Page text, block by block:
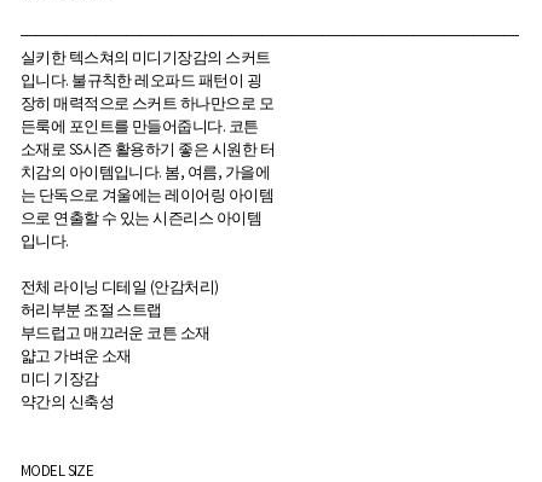
―――――――――――――――――――――――――――――――――
실키한 텍스쳐의 미디기장감의 스커트
입니다. 불규칙한 레오파드 패턴이 굉
장히 매력적으로 스커트 하나만으로 모
든룩에 포인트를 만들어줍니다. 코튼
소재로 SS시즌 활용하기 좋은 시원한 터
치감의 아이템입니다. 봄, 여름, 가을에
는 단독으로 겨울에는 레이어링 아이템
으로 연출할 수 있는 시즌리스 아이템
입니다.
전체 라이닝 디테일 (안감처리)
허리부분 조절 스트랩
부드럽고 매끄러운 코튼 소재
얇고 가벼운 소재
미디 기장감
약간의 신축성
MODEL SIZE